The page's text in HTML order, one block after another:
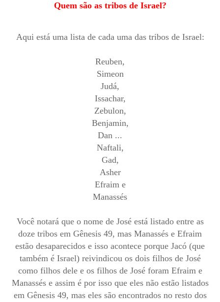
Quem são as tribos de Israel?
Aqui está uma lista de cada uma das tribos de Israel:
Reuben,
Simeon
Judá,
Issachar,
Zebulon,
Benjamin,
Dan ...
Naftali,
Gad,
Asher
Efraim e
Manassés
Você notará que o nome de José está listado entre as
doze tribos em Gênesis 49, mas Manassés e Efraim
estão desaparecidos e isso acontece porque Jacó (que
também é Israel) reivindicou os dois filhos de José
como filhos dele e os filhos de José foram Efraim e
Manassés e assim é por isso que eles não estão listados
em Gênesis 49, mas eles são encontrados no resto dos